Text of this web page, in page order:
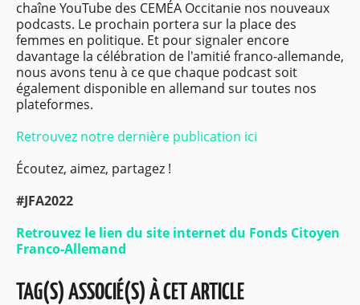
chaîne YouTube des CEMÉA Occitanie nos nouveaux
podcasts. Le prochain portera sur la place des
femmes en politique. Et pour signaler encore
davantage la célébration de l'amitié franco-allemande,
nous avons tenu à ce que chaque podcast soit
également disponible en allemand sur toutes nos
plateformes.
Retrouvez notre dernière publication ici
Écoutez, aimez, partagez !
#JFA2022
Retrouvez le lien du site internet du Fonds Citoyen
Franco-Allemand
TAG(S) ASSOCIÉ(S) À CET ARTICLE